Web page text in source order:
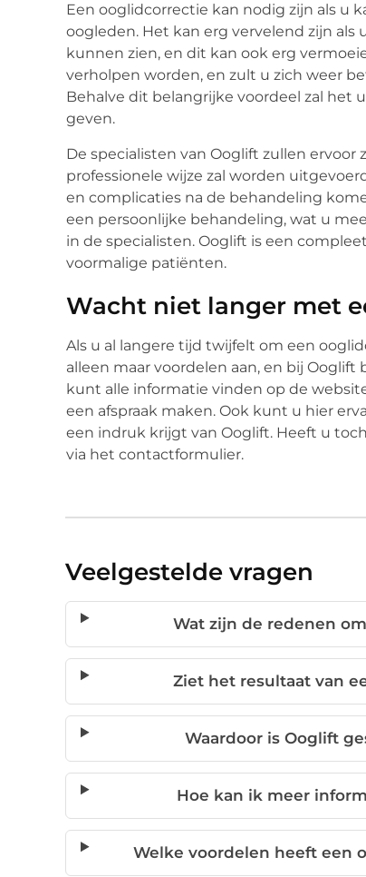
Een ooglidcorrectie kan nodig zijn als u
oogleden. Het kan erg vervelend zijn
kunnen zien, en dit kan ook erg
verholpen worden, en zult u zich weer
Behalve dit belangrijke voordeel zal het
geven.
De specialisten van Ooglift zullen
professionele wijze zal worden
en complicaties na de behandeling
een persoonlijke behandeling, wat u
in de specialisten. Ooglift is een
voormalige patiënten.
Wacht niet langer met
Als u al langere tijd twijfelt om een
alleen maar voordelen aan, en bij
kunt alle informatie vinden op de
een afspraak maken. Ook kunt u hier
een indruk krijgt van Ooglift. Heeft u
via het contactformulier.
Veelgestelde vragen
Wat zijn de redenen
Ziet het resultaat van
Waardoor is Ooglift
Hoe kan ik meer
Welke voordelen heeft een